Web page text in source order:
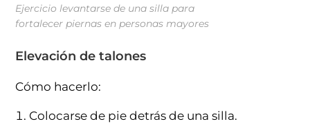
Ejercicio levantarse de una silla para
fortalecer piernas en personas mayores
Elevación de talones
Cómo hacerlo:
Colocarse de pie detrás de una silla.